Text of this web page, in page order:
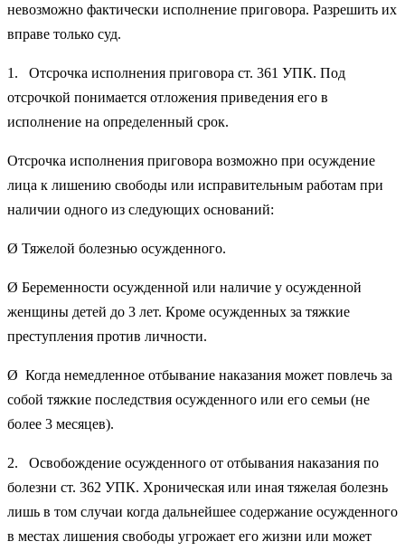
невозможно фактически исполнение приговора. Разрешить их
вправе только суд.
1. Отсрочка исполнения приговора ст. 361 УПК. Под
отсрочкой понимается отложения приведения его в
исполнение на определенный срок.
Отсрочка исполнения приговора возможно при осуждение
лица к лишению свободы или исправительным работам при
наличии одного из следующих оснований:
Ø Тяжелой болезнью осужденного.
Ø Беременности осужденной или наличие у осужденной
женщины детей до 3 лет. Кроме осужденных за тяжкие
преступления против личности.
Ø Когда немедленное отбывание наказания может повлечь за
собой тяжкие последствия осужденного или его семьи (не
более 3 месяцев).
2. Освобождение осужденного от отбывания наказания по
болезни ст. 362 УПК. Хроническая или иная тяжелая болезнь
лишь в том случаи когда дальнейшее содержание осужденного
в местах лишения свободы угрожает его жизни или может